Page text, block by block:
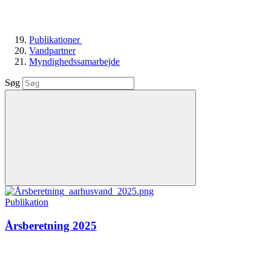
Publikationer
Vandpartner
Myndighedssamarbejde
Søg
Publikation
Årsberetning 2025